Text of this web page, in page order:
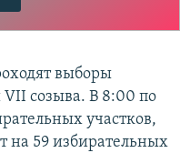
выборы
созыва. В 8:00 по
участков,
на 59 избирательных